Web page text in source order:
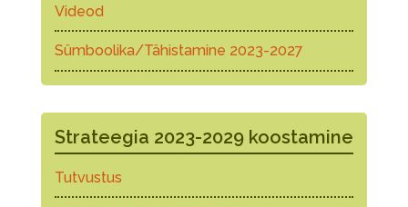
Videod
Sümboolika/Tähistamine 2023-2027
Strateegia 2023-2029 koostamine
Tutvustus